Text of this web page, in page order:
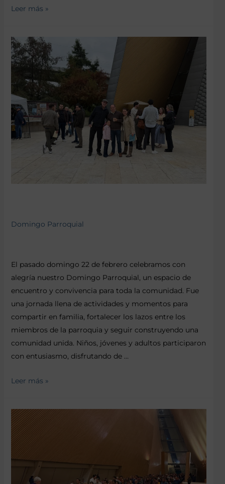
Leer más »
Domingo Parroquial
El pasado domingo 22 de febrero celebramos con
alegría nuestro Domingo Parroquial, un espacio de
encuentro y convivencia para toda la comunidad. Fue
una jornada llena de actividades y momentos para
compartir en familia, fortalecer los lazos entre los
miembros de la parroquia y seguir construyendo una
comunidad unida. Niños, jóvenes y adultos participaron
con entusiasmo, disfrutando de …
Leer más »